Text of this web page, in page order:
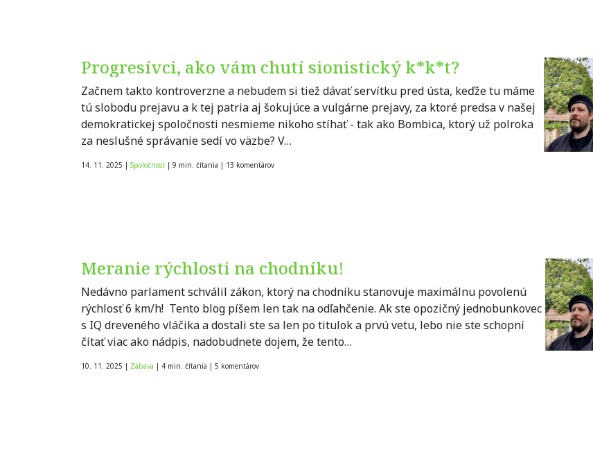
Progresívci, ako vám chutí sionistický k*k*t?
Začnem takto kontroverzne a nebudem si tiež dávať servítku pred ústa, keďže tu máme
tú slobodu prejavu a k tej patria aj šokujúce a vulgárne prejavy, za ktoré predsa v našej
demokratickej spoločnosti nesmieme nikoho stíhať - tak ako Bombica, ktorý už polroka
za neslušné správanie sedí vo väzbe? V…
14. 11. 2025 | Spoločnosť | 9 min. čítania | 13 komentárov
Meranie rýchlosti na chodníku!
Nedávno parlament schválil zákon, ktorý na chodníku stanovuje maximálnu povolenú
rýchlosť 6 km/h! Tento blog píšem len tak na odľahčenie. Ak ste opozičný jednobunkovec
s IQ dreveného vláčika a dostali ste sa len po titulok a prvú vetu, lebo nie ste schopní
čítať viac ako nádpis, nadobudnete dojem, že tento…
10. 11. 2025 | Zábava | 4 min. čítania | 5 komentárov